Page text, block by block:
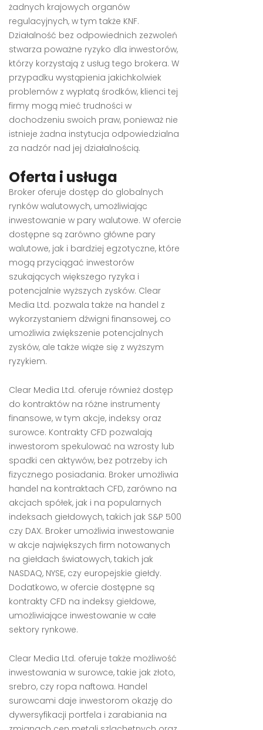
żadnych krajowych organów
regulacyjnych, w tym także KNF.
Działalność bez odpowiednich zezwoleń
stwarza poważne ryzyko dla inwestorów,
którzy korzystają z usług tego brokera. W
przypadku wystąpienia jakichkolwiek
problemów z wypłatą środków, klienci tej
firmy mogą mieć trudności w
dochodzeniu swoich praw, ponieważ nie
istnieje żadna instytucja odpowiedzialna
za nadzór nad jej działalnością.
Oferta i usługa
Broker oferuje dostęp do globalnych
rynków walutowych, umożliwiając
inwestowanie w pary walutowe. W ofercie
dostępne są zarówno główne pary
walutowe, jak i bardziej egzotyczne, które
mogą przyciągać inwestorów
szukających większego ryzyka i
potencjalnie wyższych zysków. Clear
Media Ltd. pozwala także na handel z
wykorzystaniem dźwigni finansowej, co
umożliwia zwiększenie potencjalnych
zysków, ale także wiąże się z wyższym
ryzykiem.
Clear Media Ltd. oferuje również dostęp
do kontraktów na różne instrumenty
finansowe, w tym akcje, indeksy oraz
surowce. Kontrakty CFD pozwalają
inwestorom spekulować na wzrosty lub
spadki cen aktywów, bez potrzeby ich
fizycznego posiadania. Broker umożliwia
handel na kontraktach CFD, zarówno na
akcjach spółek, jak i na popularnych
indeksach giełdowych, takich jak S&P 500
czy DAX. Broker umożliwia inwestowanie
w akcje największych firm notowanych
na giełdach światowych, takich jak
NASDAQ, NYSE, czy europejskie giełdy.
Dodatkowo, w ofercie dostępne są
kontrakty CFD na indeksy giełdowe,
umożliwiające inwestowanie w całe
sektory rynkowe.
Clear Media Ltd. oferuje także możliwość
inwestowania w surowce, takie jak złoto,
srebro, czy ropa naftowa. Handel
surowcami daje inwestorom okazję do
dywersyfikacji portfela i zarabiania na